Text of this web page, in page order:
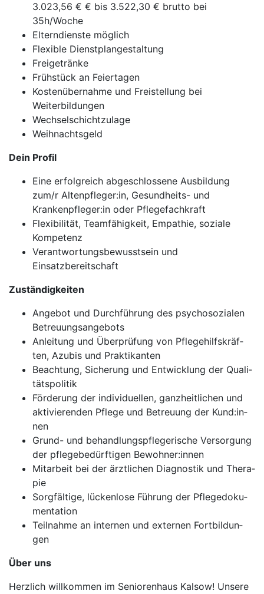
3.023,56 € € bis 3.522,30 € brutto bei
35h/Woche
Elterndienste möglich
Flexible Dienstplangestaltung
Freigetränke
Frühstück an Feiertagen
Kostenübernahme und Freistellung bei
Weiterbildungen
Wechselschichtzulage
Weihnachtsgeld
Dein Profil
Eine erfolgreich abgeschlossene Ausbildung
zum/r Altenpfleger:in, Gesundheits- und
Krankenpfleger:in oder Pflegefachkraft
Flexibilität, Teamfähigkeit, Empathie, soziale
Kompetenz
Verantwortungsbewusstsein und
Einsatzbereitschaft
Zuständigkeiten
An­ge­bot und Durch­füh­rung des psy­cho­so­zi­a­len
Be­treu­ungs­an­ge­bots
An­lei­tung und Über­prü­fung von Pfle­ge­hilfs­kräf­
ten, Azu­bis und Prak­ti­kan­ten
Be­ach­tung, Si­che­rung und Ent­wick­lung der Qua­li­
täts­po­li­tik
För­de­rung der in­di­vi­du­el­len, ganz­heit­li­chen und
ak­ti­vie­ren­den Pfle­ge und Be­treu­ung der Kun­d:in­
nen
Grund- und be­hand­lungs­pfle­ge­ri­sche Ver­sor­gung
der pfle­ge­be­dürf­ti­gen Be­woh­ner:innen
Mit­ar­beit bei der ärzt­li­chen Di­ag­nos­tik und The­ra­
pie
Sorg­fäl­ti­ge, lü­cken­lo­se Füh­rung der Pfle­ge­do­ku­
men­ta­tion
Teil­nah­me an in­ter­nen und ex­ter­nen Fort­bil­dun­
gen
Über uns
Herzlich willkommen im Seniorenhaus Kalsow! Unsere